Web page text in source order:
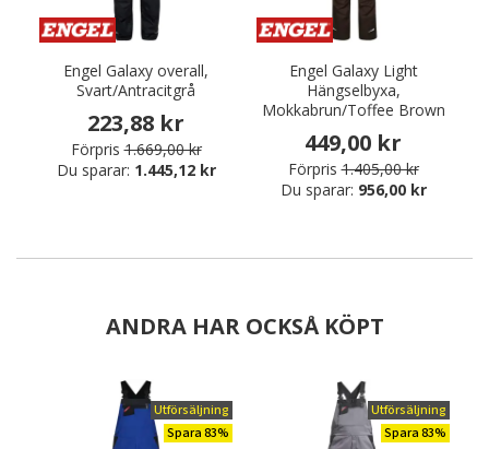
Engel Galaxy overall,
Svart/Antracitgrå
223,88 kr
Förpris 1.669,00 kr
Du sparar: 1.445,12 kr
Engel Galaxy Light
Hängselbyxa,
Mokkabrun/Toffee Brown
449,00 kr
Förpris 1.405,00 kr
Du sparar: 956,00 kr
ANDRA HAR OCKSÅ KÖPT
Utförsäljning
Spara 83%
Utförsäljning
Spara 83%